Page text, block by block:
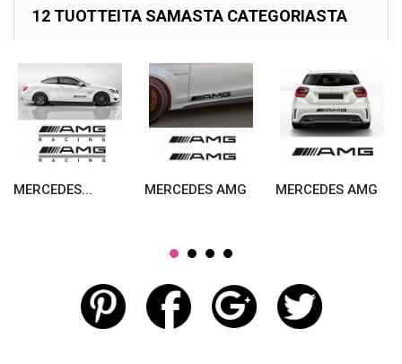
12 TUOTTEITA SAMASTA CATEGORIASTA
MERCEDES... MERCEDES AMG MERCEDES AMG